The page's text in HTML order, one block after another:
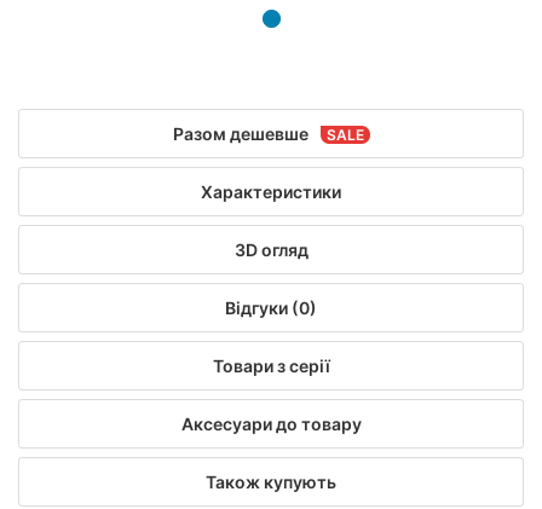
Разом дешевше
Характеристики
3D огляд
Відгуки (0)
Товари з серії
Аксесуари до товару
Також купують